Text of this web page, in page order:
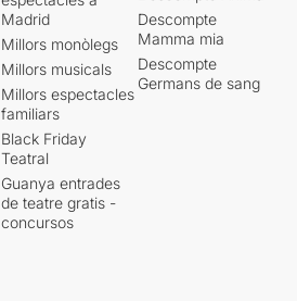
Madrid
Millors monòlegs
Millors musicals
Millors espectacles
familiars
Black Friday
Teatral
Guanya entrades
de teatre gratis -
concursos
Descompte
Mamma mia
Descompte
Germans de sang